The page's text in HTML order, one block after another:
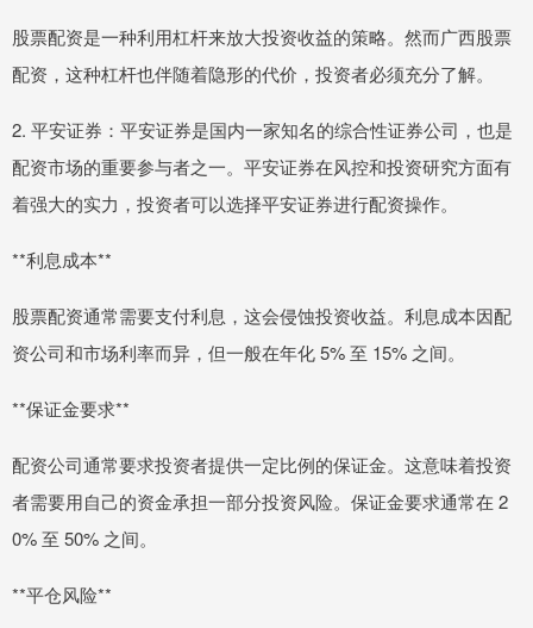
股票配资是一种利用杠杆来放大投资收益的策略。然而广西股票
配资，这种杠杆也伴随着隐形的代价，投资者必须充分了解。
2. 平安证券：平安证券是国内一家知名的综合性证券公司，也是
配资市场的重要参与者之一。平安证券在风控和投资研究方面有
着强大的实力，投资者可以选择平安证券进行配资操作。
**利息成本**
股票配资通常需要支付利息，这会侵蚀投资收益。利息成本因配
资公司和市场利率而异，但一般在年化 5% 至 15% 之间。
**保证金要求**
配资公司通常要求投资者提供一定比例的保证金。这意味着投资
者需要用自己的资金承担一部分投资风险。保证金要求通常在 2
0% 至 50% 之间。
**平仓风险**